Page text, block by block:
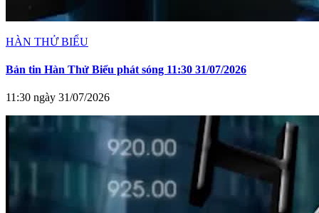
HÀN THỬ BIỂU
Bản tin Hàn Thử Biểu phát sóng 11:30 31/07/2026
11:30 ngày 31/07/2026